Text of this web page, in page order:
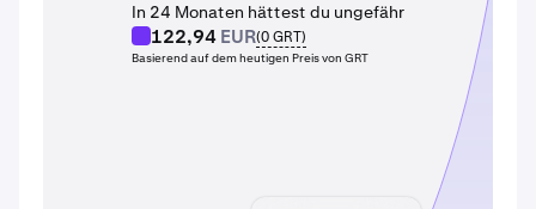
In 24 Monaten hättest du ungefähr
122,94EUR(0GRT)
Basierend auf dem heutigen Preis von GRT